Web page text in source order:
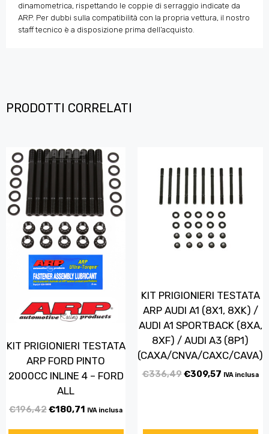
dinamometrica, rispettando le coppie di serraggio indicate da
ARP. Per dubbi sulla compatibilità con la propria vettura, il nostro
staff tecnico è a disposizione prima dell’acquisto.
PRODOTTI CORRELATI
KIT PRIGIONIERI TESTATA
ARP FORD PINTO
2000CC INLINE 4 – FORD
ALL
€196,42€180,71 IVA inclusa
KIT PRIGIONIERI TESTATA
ARP AUDI A1 (8X1, 8XK) /
AUDI A1 SPORTBACK (8XA,
8XF) / AUDI A3 (8P1)
(CAXA/CNVA/CAXC/CAVA)
€336,49€309,57 IVA inclusa